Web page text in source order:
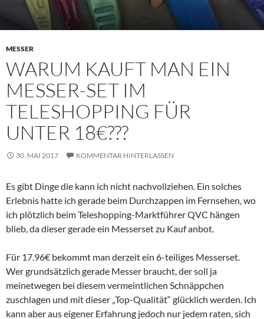
MESSER
WARUM KAUFT MAN EIN
MESSER-SET IM
TELESHOPPING FÜR
UNTER 18€???
30. MAI 2017 KOMMENTAR HINTERLASSEN
Es gibt Dinge die kann ich nicht nachvollziehen. Ein solches
Erlebnis hatte ich gerade beim Durchzappen im Fernsehen, wo
ich plötzlich beim Teleshopping-Marktführer QVC hängen
blieb, da dieser gerade ein Messerset zu Kauf anbot.
Für 17.96€ bekommt man derzeit ein 6-teiliges Messerset.
Wer grundsätzlich gerade Messer braucht, der soll ja
meinetwegen bei diesem vermeintlichen Schnäppchen
zuschlagen und mit dieser „Top-Qualität“ glücklich werden. Ich
kann aber aus eigener Erfahrung jedoch nur jedem raten, sich